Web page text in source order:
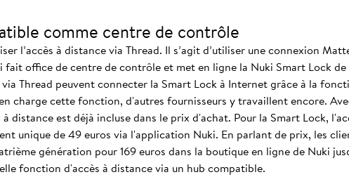
comme centre de contrôle
l’accès à distance via Thread. Il s’agit d’utiliser une connexion
office de centre de contrôle et met en ligne la Nuki Smart Lock
Thread peuvent connecter la Smart Lock à Internet grâce à la
charge cette fonction, d'autres fournisseurs y travaillent encore.
distance est déjà incluse dans le prix d'achat. Pour la Smart Lock,
unique de 49 euros via l'application Nuki. En parlant de prix, les
génération pour 169 euros dans la boutique en ligne de Nuki
fonction d'accès à distance via un hub compatible.